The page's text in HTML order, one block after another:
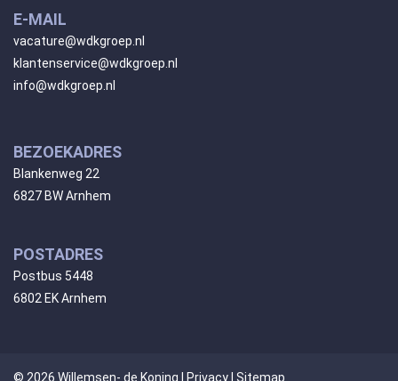
E-MAIL
vacature@wdkgroep.nl
klantenservice@wdkgroep.nl
info@wdkgroep.nl
BEZOEKADRES
Blankenweg 22
6827 BW Arnhem
POSTADRES
Postbus 5448
6802 EK Arnhem
© 2026 Willemsen- de Koning | Privacy Sitemap